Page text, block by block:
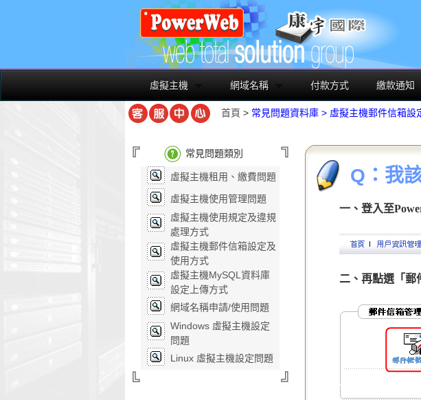
虛擬主機 網域名稱 付款方式 繳款通知
首頁 > 常見問題資料庫 > 虛擬主機郵件信箱設
常見問題類別
虛擬主機租用、繳費問題
虛擬主機使用管理問題
虛擬主機使用規定及違規
處理方式
虛擬主機郵件信箱設定及
使用方式
虛擬主機MySQL資料庫
設定上傳方式
網域名稱申請/使用問題
Windows 虛擬主機設定
問題
Linux 虛擬主機設定問題
Q：我
一、登入至
二、再點選「郵